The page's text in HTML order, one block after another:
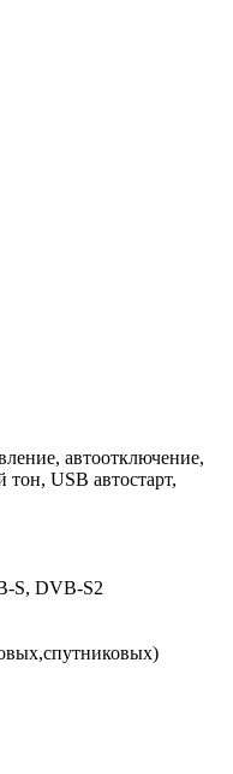
автоотключение,
USB автостарт,
S, DVB-S2